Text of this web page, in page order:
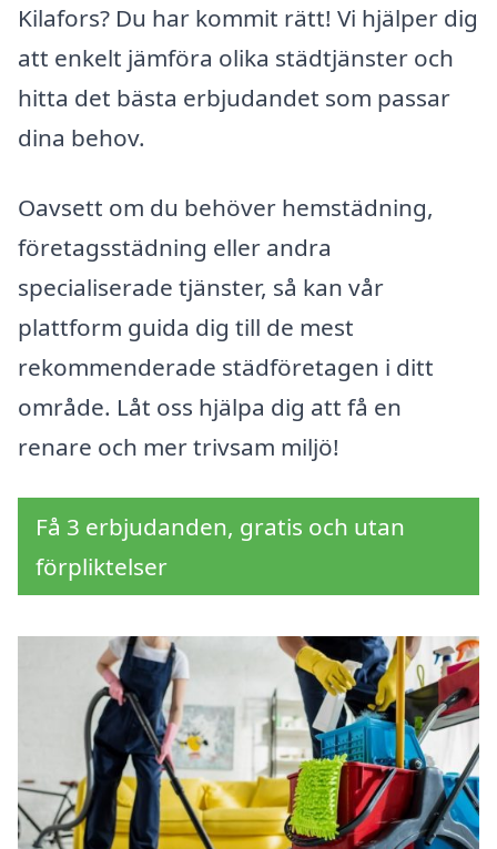
Kilafors? Du har kommit rätt! Vi hjälper dig
att enkelt jämföra olika städtjänster och
hitta det bästa erbjudandet som passar
dina behov.
Oavsett om du behöver hemstädning,
företagsstädning eller andra
specialiserade tjänster, så kan vår
plattform guida dig till de mest
rekommenderade städföretagen i ditt
område. Låt oss hjälpa dig att få en
renare och mer trivsam miljö!
Få 3 erbjudanden, gratis och utan
förpliktelser